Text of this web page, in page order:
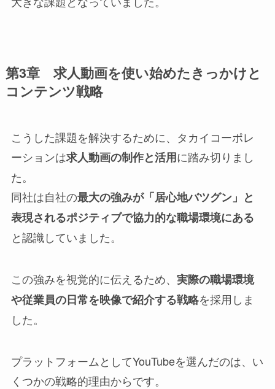
第3章 求人動画を使い始めたきっかけと
コンテンツ戦略
こうした課題を解決するために、タカイコーポレ
ーションは求人動画の制作と活用に踏み切りまし
た。
同社は自社の最大の強みが「居心地バツグン」と
表現されるポジティブで協力的な職場環境にある
と認識していました。
この強みを視覚的に伝えるため、 実際の職場環境
や従業員の日常を映像で紹介する戦略を採用しま
した。
プラットフォームとしてYouTubeを選んだのは、い
くつかの戦略的理由からです。